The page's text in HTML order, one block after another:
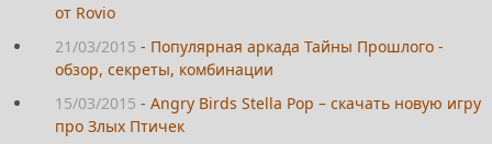
от Rovio
21/03/2015 - Популярная аркада Тайны Прошлого -
обзор, секреты, комбинации
15/03/2015 - Angry Birds Stella Pop – скачать новую игру
про Злых Птичек